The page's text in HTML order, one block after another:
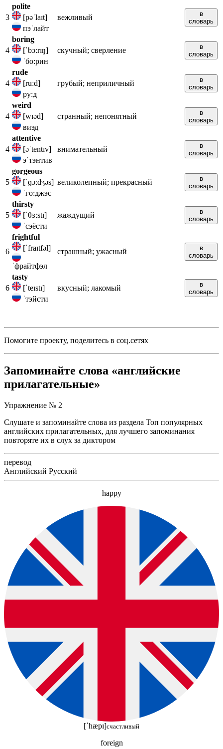
3
polite
[pəˈlaɪt]
пэˈлайт
вежливый
в
словарь
4
boring
[ˈbɔːrɪŋ]
ˈбо:рин
скучный; сверление
в
словарь
4
rude
[ruːd]
ру:д
грубый; неприличный
в
словарь
4
weird
[wɪəd]
виэд
странный; непонятный
в
словарь
4
attentive
[əˈtentɪv]
эˈтэнтив
внимательный
в
словарь
5
gorgeous
[ˈɡɔːdʒəs]
ˈго:джэс
великолепный; прекрасный
в
словарь
5
thirsty
[ˈθɜːstɪ]
ˈсэёсти
жаждущий
в
словарь
6
frightful
[ˈfraɪtfəl]
ˈфрайтфэл
страшный; ужасный
в
словарь
6
tasty
[ˈteɪstɪ]
ˈтэйсти
вкусный; лакомый
в
словарь
Помогите проекту, поделитесь в соц.сетях
Запоминайте слова «английские
прилагательные»
Упражнение № 2
Слушате и запоминайте слова из раздела Топ популярных
английских прилагательных, для лучшего запоминания
повторяте их в слух за диктором
перевод
Английский Русский
happy
[ˈhæpɪ]счастливый
foreign